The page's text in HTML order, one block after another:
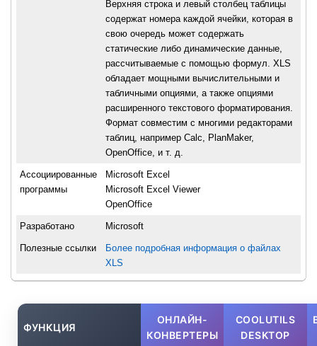
Верхняя строка и левый столбец таблицы
содержат номера каждой ячейки, которая в
свою очередь может содержать
статические либо динамические данные,
рассчитываемые с помощью формул. XLS
обладает мощными вычислительными и
табличными опциями, а также опциями
расширенного текстового форматирования.
Формат совместим с многими редакторами
таблиц, например Calc, PlanMaker,
OpenOffice, и т. д.
Ассоциированные
программы
Microsoft Excel
Microsoft Excel Viewer
OpenOffice
Разработано Microsoft
Полезные ссылки
Более подробная информация о файлах
XLS
ФУНКЦИЯ
ОНЛАЙН-
КОНВЕРТЕРЫ
COOLUTILS
DESKTOP